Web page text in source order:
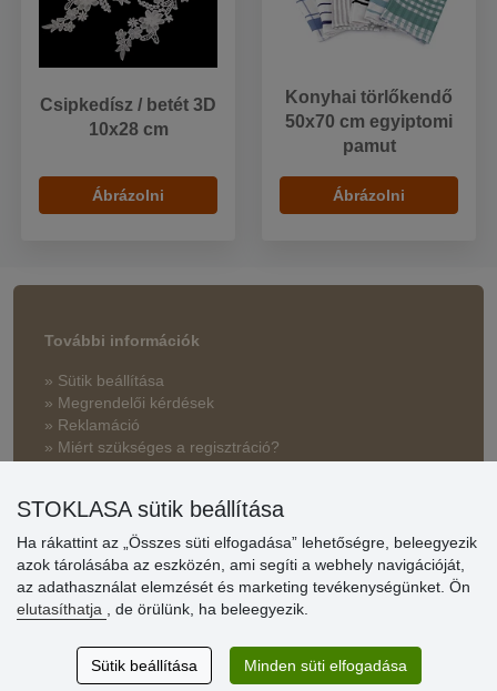
Csipkedísz / betét 3D
10x28 cm
Ábrázolni
Konyhai törlőkendő
50x70 cm egyiptomi
pamut
Ábrázolni
További információk
» Sütik beállítása
» Megrendelői kérdések
» Reklamáció
» Miért szükséges a regisztráció?
vásárlóinknak
» Súgó
Vásárlók
értékelése
STOKLASA sütik beállítása
Ha rákattint az „Összes süti elfogadása” lehetőségre, beleegyezik
azok tárolásába az eszközén, ami segíti a webhely navigációját,
az adathasználat elemzését és marketing tevékenységünket. Ön
elutasíthatja
, de örülünk, ha beleegyezik.
Sütik beállítása Minden süti elfogadása